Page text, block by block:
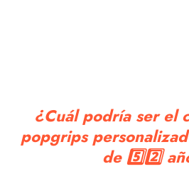
¿Cuál podría ser el
popgrips
de 5️⃣2️⃣